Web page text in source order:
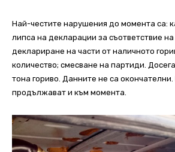
Най-честите нарушения до момента са:
липса на декларации за съответствие на
деклариране на части от наличното
количество; смесване на партиди.
тона гориво. Данните не са
продължават и към момента.